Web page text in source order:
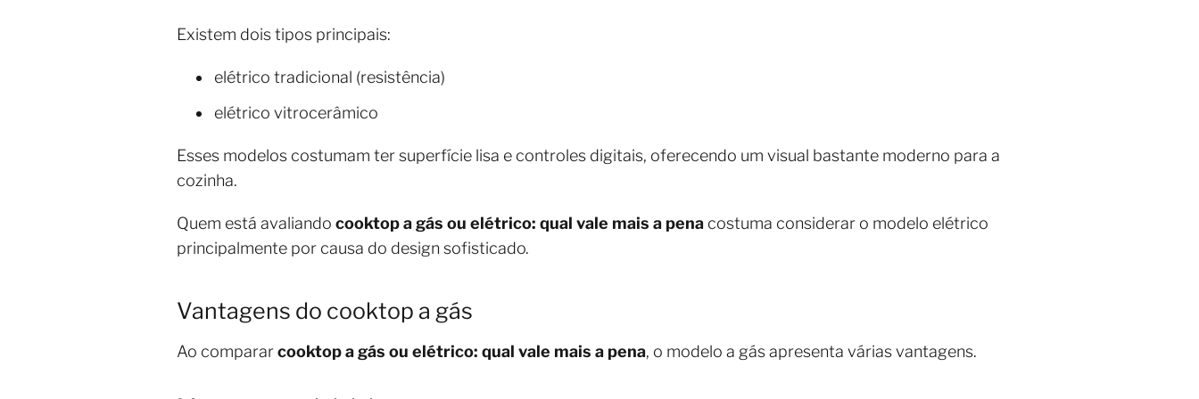
Existem dois tipos principais:
elétrico tradicional (resistência)
elétrico vitrocerâmico
Esses modelos costumam ter superfície lisa e controles digitais, oferecendo um visual bastante moderno para a
cozinha.
Quem está avaliando cooktop a gás ou elétrico: qual vale mais a pena costuma considerar o modelo elétrico
principalmente por causa do design sofisticado.
Vantagens do cooktop a gás
Ao compararcooktop a gás ou elétrico: qual vale mais a pena, o modelo a gás apresenta várias vantagens.